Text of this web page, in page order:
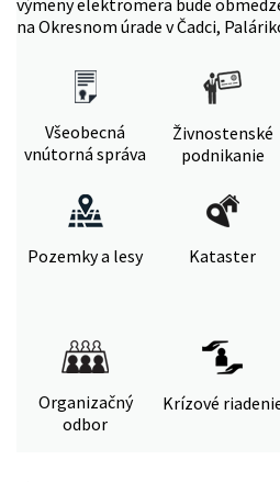
výmeny elektromera bude
na Okresnom úrade v Čadci,
Všeobecná
vnútorná správa
Živnostenské
podnikanie
Pozemky a lesy Kataster
Organizačný
odbor
Krízové